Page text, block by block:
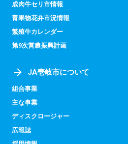
成肉牛セリ市情報
青果物花弁市況情報
繁殖牛カレンダー
第9次営農振興計画
JA壱岐市について
組合事業
主な事業
ディスクロージャー
広報誌